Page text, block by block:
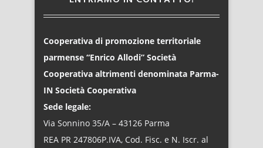
Cooperativa di promozione territoriale
parmense “Enrico Allodi” Società
Cooperativa altrimenti denominata Parma-
IN Società Cooperativa
Sede legale:
Via Sonnino 35/A – 43126 Parma
REA PR 247806P.IVA, Cod. Fisc. e N. Iscr. al